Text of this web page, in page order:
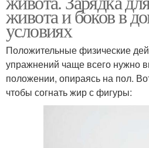
живота и боков в
условиях
Положительные физические
упражнений чаще всего нужно
положении, опираясь на пол.
чтобы согнать жир с фигуры: